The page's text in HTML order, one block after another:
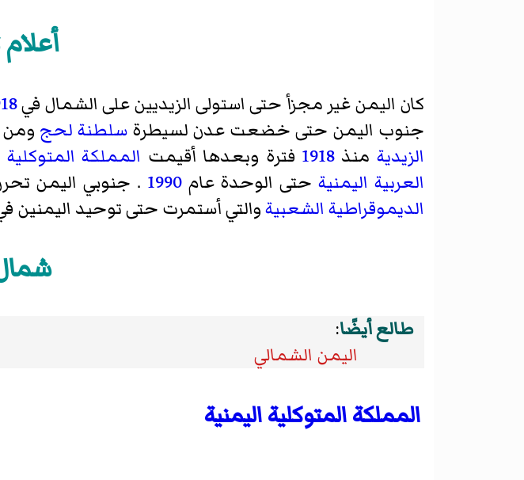
كان اليمن غير مجزأ حتى استولى الزيديين على الشمال في
جنوب اليمن حتى خضعت عدن لسيطرةسلطنة لحج ومن
الزيدية منذ 1918 فترة وبعدها أقيمت المملكة المتوكلية
العربية اليمنية حتى الوحدة عام1990 . جنوبي اليمن
الديموقراطية الشعبيةوالتي أستمرت حتى توحيد اليمنين
طالع أيضًا:
اليمن الشمالي
المملكة المتوكلية اليمنية